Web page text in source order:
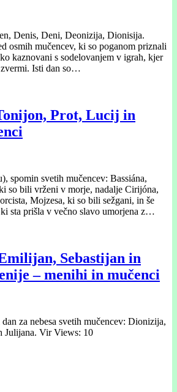
Denis, Deni, Deonizija, Dionisija.
osmih mučencev, ki so poganom priznali
kaznovani s sodelovanjem v igrah, kjer
Isti dan so…
Prot, Lucij in
spomin svetih mučencev: Bassiána,
so bili vrženi v morje, nadalje Cirijóna,
Mojzesa, ki so bili sežgani, in še
sta prišla v večno slavo umorjena z…
Sebastijan in
– menihi in mučenci
za nebesa svetih mučencev: Dionizija,
Julijana. Vir Views: 10